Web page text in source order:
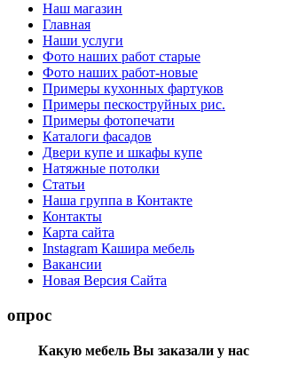
Наш магазин
Главная
Наши услуги
Фото наших работ старые
Фото наших работ-новые
Примеры кухонных фартуков
Примеры пескоструйных рис.
Примеры фотопечати
Каталоги фасадов
Двери купе и шкафы купе
Натяжные потолки
Статьи
Наша группа в Контакте
Контакты
Карта сайта
Instagram Кашира мебель
Вакансии
Новая Версия Сайта
опрос
Какую мебель Вы заказали у нас